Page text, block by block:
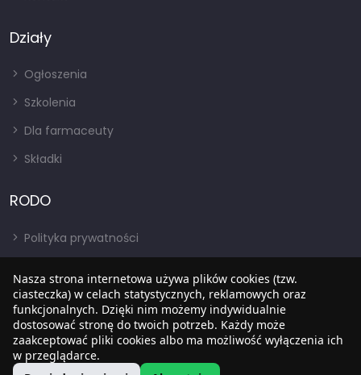
Działy
Ogłoszenia
Szkolenia
Dla farmaceuty
Składki
RODO
Polityka prywatności
RODO
BIP
Nasza strona internetowa używa plików cookies (tzw.
ciasteczka) w celach statystycznych, reklamowych oraz
funkcjonalnych. Dzięki nim możemy indywidualnie
dostosować stronę do twoich potrzeb. Każdy może
zaakceptować pliki cookies albo ma możliwość wyłączenia ich
w przeglądarce.